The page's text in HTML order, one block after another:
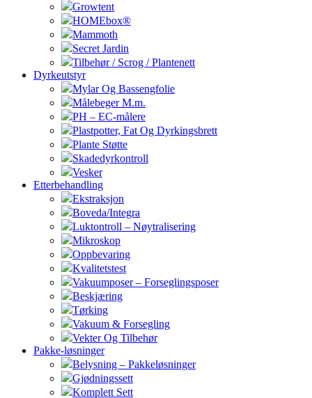
Growtent
HOMEbox®
Mammoth
Secret Jardin
Tilbehør / Scrog / Plantenett
Dyrkeutstyr
Mylar Og Bassengfolie
Målebeger M.m.
PH – EC-målere
Plastpotter, Fat Og Dyrkingsbrett
Plante Støtte
Skadedyrkontroll
Vesker
Etterbehandling
Ekstraksjon
Boveda/Integra
Luktontroll – Nøytralisering
Mikroskop
Oppbevaring
Kvalitetstest
Vakuumposer – Forseglingsposer
Beskjæring
Tørking
Vakuum & Forsegling
Vekter Og Tilbehør
Pakke-løsninger
Belysning – Pakkeløsninger
Gjødningssett
Komplett Sett